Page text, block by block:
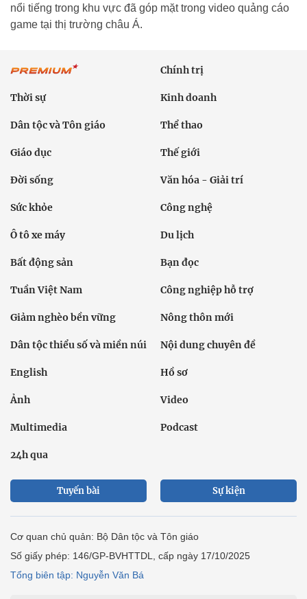
nổi tiếng trong khu vực đã góp mặt trong video quảng cáo
game tại thị trường châu Á.
Chính trị
Thời sự Kinh doanh
Dân tộc và Tôn giáo Thể thao
Giáo dục Thế giới
Đời sống Văn hóa - Giải trí
Sức khỏe Công nghệ
Ô tô xe máy Du lịch
Bất động sản Bạn đọc
Tuần Việt Nam Công nghiệp hỗ trợ
Giảm nghèo bền vững Nông thôn mới
Dân tộc thiểu số và miền núi Nội dung chuyên đề
English Hồ sơ
Ảnh Video
Multimedia Podcast
24h qua
Tuyến bài Sự kiện
Cơ quan chủ quản: Bộ Dân tộc và Tôn giáo
Số giấy phép: 146/GP-BVHTTDL, cấp ngày 17/10/2025
Tổng biên tập: Nguyễn Văn Bá